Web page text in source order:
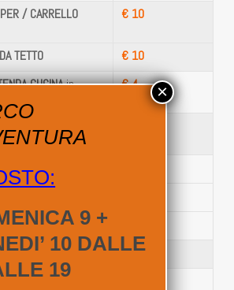
/ CARRELLO
€ 10
TETTO
€ 10
CUCINAin
€ 4
/
in piazzola
€ 4
9 +
10 DALLE
19
×